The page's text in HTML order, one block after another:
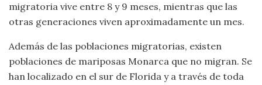
migratoria vive entre 8 y 9 meses, mientras que las
otras generaciones viven aproximadamente un mes.
Además de las poblaciones migratorias, existen
poblaciones de mariposas Monarca que no migran. Se
han localizado en el sur de Florida y a través de toda